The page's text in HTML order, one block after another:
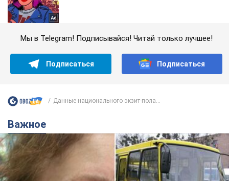
Мы в Telegram! Подписывайся! Читай только лучшее!
Подписаться Подписаться
Данные национального экзит-пола...
Важное